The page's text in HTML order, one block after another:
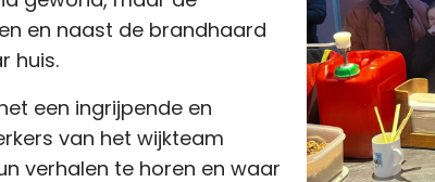
en naast de brandhaard
huis.
een ingrijpende en
van het wijkteam
verhalen te horen en waar